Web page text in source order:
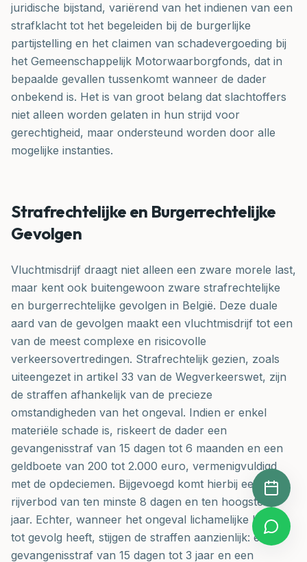
juridische bijstand, variërend van het indienen van een
strafklacht tot het begeleiden bij de burgerlijke
partijstelling en het claimen van schadevergoeding bij
het Gemeenschappelijk Motorwaarborgfonds, dat in
bepaalde gevallen tussenkomt wanneer de dader
onbekend is. Het is van groot belang dat slachtoffers
niet alleen worden gelaten in hun strijd voor
gerechtigheid, maar ondersteund worden door alle
mogelijke instanties.
Strafrechtelijke en Burgerrechtelijke
Gevolgen
Vluchtmisdrijf draagt niet alleen een zware morele last,
maar kent ook buitengewoon zware strafrechtelijke
en burgerrechtelijke gevolgen in België. Deze duale
aard van de gevolgen maakt een vluchtmisdrijf tot een
van de meest complexe en risicovolle
verkeersovertredingen. Strafrechtelijk gezien, zoals
uiteengezet in artikel 33 van de Wegverkeerswet, zijn
de straffen afhankelijk van de precieze
omstandigheden van het ongeval. Indien er enkel
materiële schade is, riskeert de dader een
gevangenisstraf van 15 dagen tot 6 maanden en een
geldboete van 200 tot 2.000 euro, vermenigvuldigd
met de opdeciemen. Bijgevoegd komt hierbij een
rijverbod van ten minste 8 dagen en ten hoogste 5
jaar. Echter, wanneer het ongeval lichamelijke letsels
tot gevolg heeft, stijgen de straffen aanzienlijk: een
gevangenisstraf van 15 dagen tot 3 jaar en een